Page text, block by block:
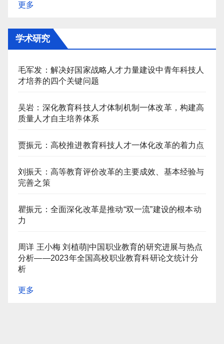
更多
学术研究
毛军发：解决好国家战略人才力量建设中青年科技人
才培养的四个关键问题
吴岩：深化教育科技人才体制机制一体改革，构建高
质量人才自主培养体系
贾振元：高校推进教育科技人才一体化改革的着力点
刘振天：高等教育评价改革的主要成效、基本经验与
完善之策
瞿振元：全面深化改革是推动“双一流”建设的根本动
力
周详 王小梅 刘植萌|中国职业教育的研究进展与热点
分析——2023年全国高校职业教育科研论文统计分
析
更多